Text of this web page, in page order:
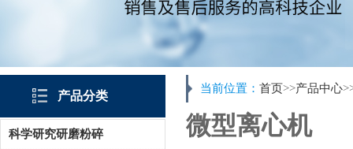
产品分类
科学研究研磨粉碎
当前位置： 首页>>产品中心
微型离心机